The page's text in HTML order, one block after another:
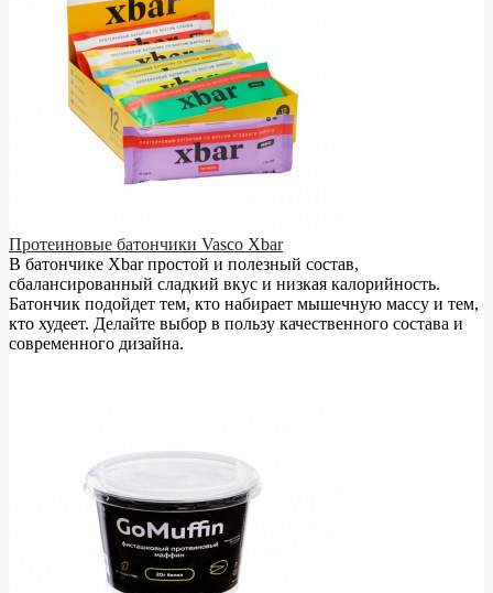
Протеиновые батончики Vasco Xbar
В батончике Xbar простой и полезный состав,
сбалансированный сладкий вкус и низкая калорийность.
Батончик подойдет тем, кто набирает мышечную массу и тем,
кто худеет. Делайте выбор в пользу качественного состава и
современного дизайна.